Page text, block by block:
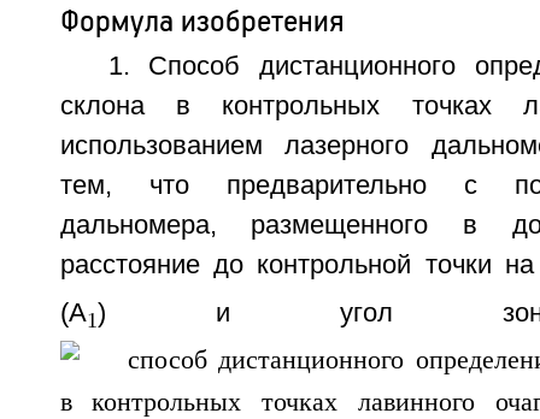
Формула изобретения
1. Способ дистанционного
склона в контрольных точках
использованием лазерного
тем, что предварительно с
дальномера, размещенного в
расстояние до контрольной точки
(А1) и угол